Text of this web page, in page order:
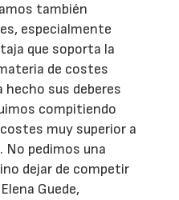
también
especialmente
que soporta la
de costes
sus deberes
compitiendo
muy superior a
No pedimos una
dejar de competir
Guede,